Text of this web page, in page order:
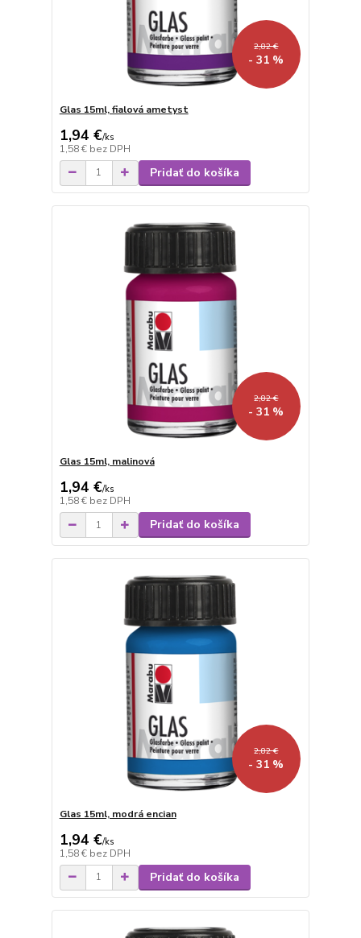
2,82 €
- 31 %
Glas 15ml, fialová ametyst
1,94 €/ks
1,58 € bez DPH
Pridať do košíka
2,82 €
- 31 %
Glas 15ml, malinová
1,94 €/ks
1,58 € bez DPH
Pridať do košíka
2,82 €
- 31 %
Glas 15ml, modrá encian
1,94 €/ks
1,58 € bez DPH
Pridať do košíka